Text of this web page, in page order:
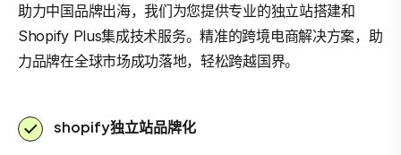
助力中国品牌出海，我们为您提供专业的独立站搭建和
Shopify Plus集成技术服务。精准的跨境电商解决方案，助
力品牌在全球市场成功落地，轻松跨越国界。
shopify独立站品牌化